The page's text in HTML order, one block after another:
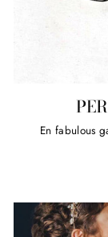
En fabulous